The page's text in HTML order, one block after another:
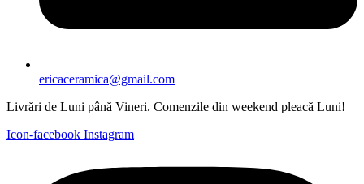
ericaceramica@gmail.com
Livrări de Luni până Vineri. Comenzile din weekend pleacă Luni!
Icon-facebook Instagram